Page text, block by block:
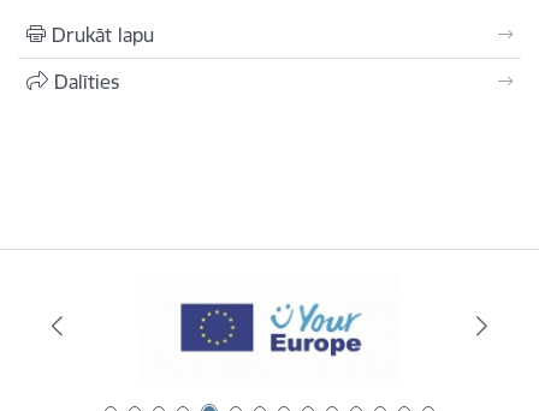
Drukāt lapu
Dalīties